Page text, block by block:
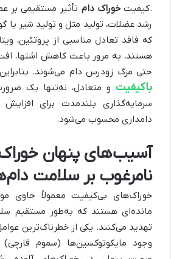
.کیفیتخوراک دام تأثیر مستقیمی بر
رشد عضلات، تولید مثل و تولید شیر یا
که فاقد تعادل مناسبی از پروتئین،
هستند، به مرور باعث کاهش اشتها،
حتی مرگ زودرس دام می‌شوند.
باکیفیت و متعادل، نه‌تنها یک
سرمایه‌گذاری بلندمدت برای
دامداری محسوب می‌شود.
آسیب‌های پنهان
نامرغوب بر سلامت
خوراک‌های بی‌کیفیت معمولاً حاوی
مانده‌ای هستند که به‌طور مستقیم
تهدید می‌کنند. یکی از خطرناک‌ترین
وجود مایکوتوکسین‌ها (سموم